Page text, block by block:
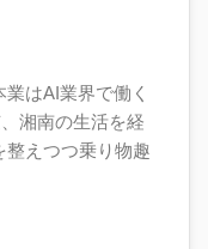
はAI業界で働く
湘南の生活を経
整えつつ乗り物趣